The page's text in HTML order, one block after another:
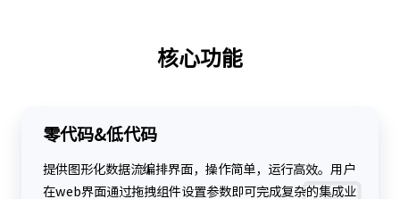
核心功能
零代码&低代码
提供图形化数据流编排界面，操作简单，运行高效。用户
在web界面通过拖拽组件设置参数即可完成复杂的集成业